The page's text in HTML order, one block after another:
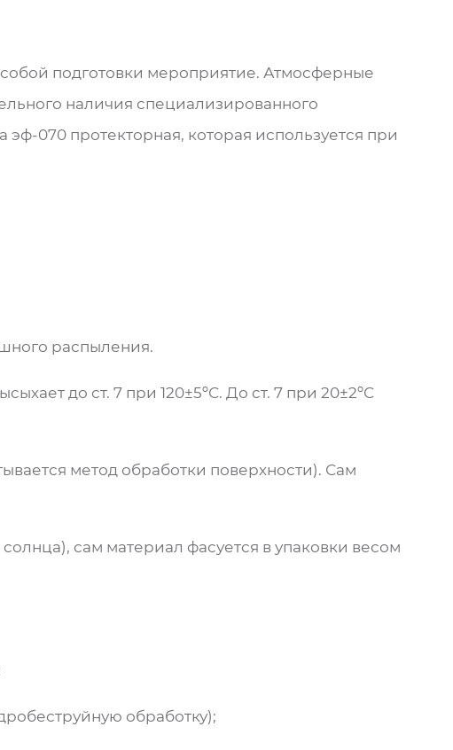
подготовки мероприятие. Атмосферные
наличия специализированного
070 протекторная, которая используется при
распыления.
до ст. 7 при 120±5ºС. До ст. 7 при 20±2ºС
метод обработки поверхности). Сам
сам материал фасуется в упаковки весом
обработку);